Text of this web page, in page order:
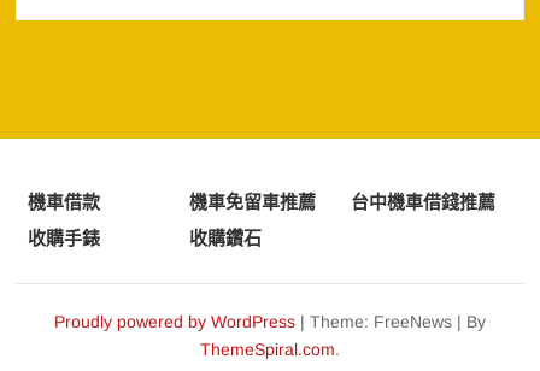
機車借款 機車免留車推薦
台中機車借錢推薦
收購手錶
收購鑽石
Proudly powered by WordPress | Theme: FreeNews | By
ThemeSpiral.com.